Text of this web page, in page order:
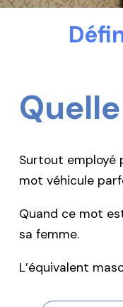
Surtout employé
mot véhicule
Quand ce mot
sa femme.
L’équivalent